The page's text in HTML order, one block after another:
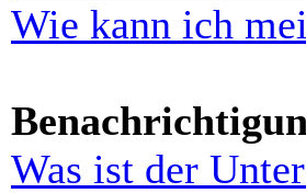
Wie kann ich
Was ist der